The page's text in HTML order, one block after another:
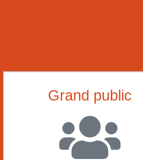
Grand public